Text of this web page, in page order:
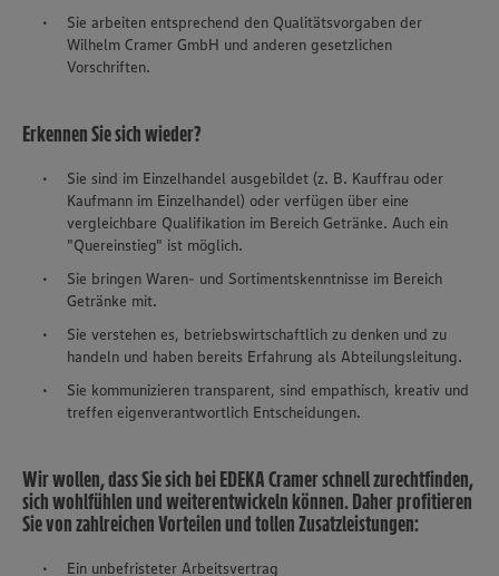
Sie arbeiten entsprechend den Qualitätsvorgaben der
Wilhelm Cramer GmbH und anderen gesetzlichen
Vorschriften.
Erkennen Sie sich wieder?
Sie sind im Einzelhandel ausgebildet (z. B. Kauffrau oder
Kaufmann im Einzelhandel) oder verfügen über eine
vergleichbare Qualifikation im Bereich Getränke. Auch ein
"Quereinstieg" ist möglich.
Sie bringen Waren- und Sortimentskenntnisse im Bereich
Getränke mit.
Sie verstehen es, betriebswirtschaftlich zu denken und zu
handeln und haben bereits Erfahrung als Abteilungsleitung.
Sie kommunizieren transparent, sind empathisch, kreativ und
treffen eigenverantwortlich Entscheidungen.
Wir wollen, dass Sie sich bei EDEKA Cramer schnell zurechtfinden,
sich wohlfühlen und weiterentwickeln können. Daher profitieren
Sie von zahlreichen Vorteilen und tollen Zusatzleistungen:
Ein unbefristeter Arbeitsvertrag